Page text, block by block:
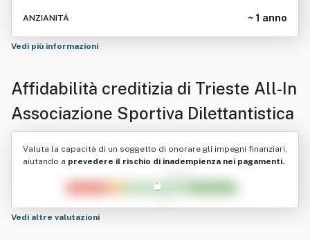
ANZIANITÁ ~ 1 anno
Vedi più informazioni
Affidabilità creditizia di Trieste All-In
Associazione Sportiva Dilettantistica
Valuta la capacità di un soggetto di onorare gli impegni finanziari,
aiutando a prevedere il rischio di inadempienza nei pagamenti.
Vedi altre valutazioni